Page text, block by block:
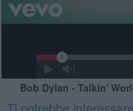
Bob Dylan - Talkin'